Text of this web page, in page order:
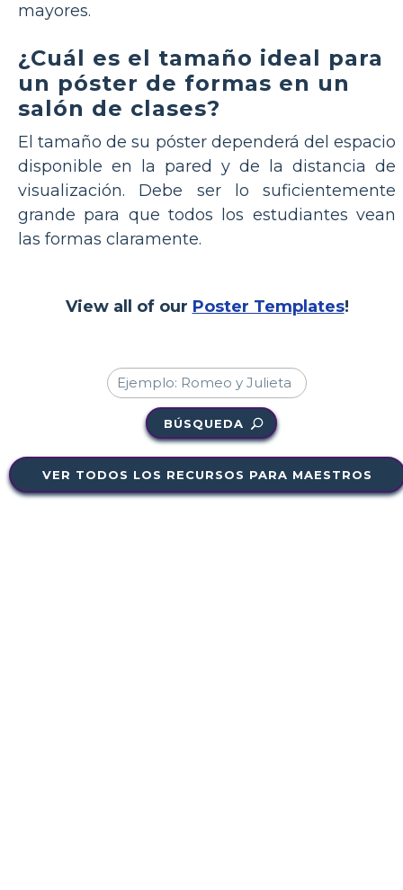
mayores.
¿Cuál es el tamaño ideal para
un póster de formas en un
salón de clases?
El tamaño de su póster dependerá del espacio
disponible en la pared y de la distancia de
visualización. Debe ser lo suficientemente
grande para que todos los estudiantes vean
las formas claramente.
View all of our Poster Templates!
BÚSQUEDA
VER TODOS LOS RECURSOS PARA MAESTROS